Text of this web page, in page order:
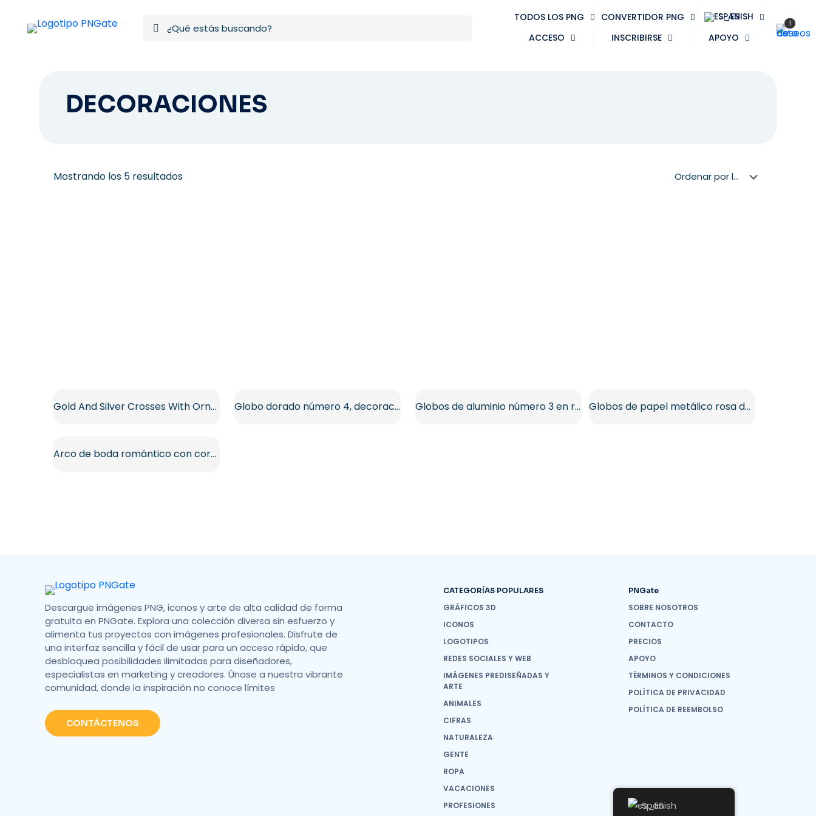
TODOS LOS PNG CONVERTIDOR PNG
SPANISH
ACCESO
INSCRIBIRSE APOYO
1
DECORACIONES
Mostrando los 5 resultadosOrdenado
Gold And Silver Crosses With Ornate Patterns Free PNG Globo dorado número 4, decoración metálica brillante, PNG gratis Globos de aluminio número 3 en rosa y azul cielo PNG gratis Globos de papel metálico rosa de feliz cumpleaños PNG gratis
Arco de boda romántico con cortinas y rosas PNG gratis
Descargue imágenes PNG, iconos y arte de alta calidad de forma
gratuita en PNGate. Explora una colección diversa sin esfuerzo y
alimenta tus proyectos con imágenes profesionales. Disfrute de
una interfaz sencilla y fácil de usar para un acceso rápido, que
desbloquea posibilidades ilimitadas para diseñadores,
especialistas en marketing y creadores. Únase a nuestra vibrante
comunidad, donde la inspiración no conoce límites
CONTÁCTENOS
CATEGORÍAS POPULARES
GRÁFICOS 3D
ICONOS
LOGOTIPOS
REDES SOCIALES Y WEB
IMÁGENES PREDISEÑADAS Y
ARTE
ANIMALES
CIFRAS
NATURALEZA
GENTE
ROPA
VACACIONES
PROFESIONES
PNGate
SOBRE NOSOTROS
CONTACTO
PRECIOS
APOYO
TÉRMINOS Y CONDICIONES
POLÍTICA DE PRIVACIDAD
POLÍTICA DE REEMBOLSO
Spanish